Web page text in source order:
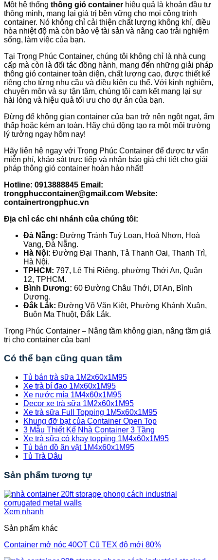
Một hệ thống thông gió container hiệu quả là khoản đầu tư
thông minh, mang lại giá trị bền vững cho mọi công trình
container. Nó không chỉ cải thiện chất lượng không khí, điều
hòa nhiệt độ mà còn bảo vệ tài sản và nâng cao trải nghiệm
sống, làm việc của bạn.
Tại Trọng Phúc Container, chúng tôi không chỉ là nhà cung
cấp mà còn là đối tác đồng hành, mang đến những giải pháp
thông gió container toàn diện, chất lượng cao, được thiết kế
riêng cho từng nhu cầu và điều kiện cụ thể. Với kinh nghiệm,
chuyên môn và sự tận tâm, chúng tôi cam kết mang lại sự
hài lòng và hiệu quả tối ưu cho dự án của bạn.
Đừng để không gian container của bạn trở nên ngột ngạt, ẩm
thấp hoặc kém an toàn. Hãy chủ động tạo ra một môi trường
lý tưởng ngay hôm nay!
Hãy liên hệ ngay với Trọng Phúc Container để được tư vấn
miễn phí, khảo sát trực tiếp và nhận báo giá chi tiết cho giải
pháp thông gió container hoàn hảo nhất!
Hotline: 0913888845 Email:
trongphuccontainer@gmail.com Website:
containertrongphuc.vn
Địa chỉ các chi nhánh của chúng tôi:
Đà Nẵng: Đường Tránh Tuý Loan, Hoà Nhơn, Hoà
Vang, Đà Nẵng.
Hà Nội: Đường Đại Thanh, Tả Thanh Oai, Thanh Trì,
Hà Nội.
TPHCM: 797, Lê Thị Riêng, phường Thới An, Quận
12, TPHCM.
Bình Dương: 60 Đường Châu Thới, Dĩ An, Bình
Dương.
Đắk Lắk: Đường Võ Văn Kiệt, Phường Khánh Xuân,
Buôn Ma Thuột, Đắk Lắk.
Trọng Phúc Container – Nâng tầm không gian, nâng tầm giá
trị cho container của bạn!
Có thể bạn cũng quan tâm
Tủ bán trà sữa 1M2x60x1M95
Xe trà bí đao 1Mx60x1M95
Xe nước mía 1M4x60x1M95
Decor xe trà sữa 1M2x60x1M95
Xe trà sữa Full Topping 1M5x60x1M95
Khung đỡ bạt của Container Open Top
3 Mẫu Thiết Kế Nhà Container 3 Tầng
Xe trà sữa có khay topping 1M4x60x1M95
Tủ bán đồ ăn vặt 1M4x60x1M95
Tủ Trà Dâu
Sản phẩm tương tự
Xem nhanh
Sản phẩm khác
Container mở nóc 40OT Cũ TEX độ mới 80%